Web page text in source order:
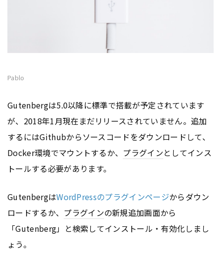
Pablo
Gutenbergは5.0以降に標準で搭載が予定されています
が、2018年1月現在まだリリースされていません。追加
するにはGithubからソースコードをダウンロードして、
Docker環境でマウントするか、 プラグインとしてインス
トールする必要があります。
GutenbergはWordPressのプラグインページからダウン
ロードするか、 プラグインの新規追加画面から
「Gutenberg」と検索してインストール・有効化しまし
ょう。